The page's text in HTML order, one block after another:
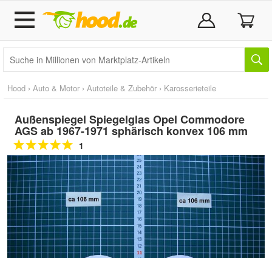
Hood › Auto & Motor › Autoteile & Zubehör › Karosserieteile
Außenspiegel Spiegelglas Opel Commodore
AGS ab 1967-1971 sphärisch konvex 106 mm
1